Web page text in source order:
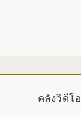
คลังวิดีโอ